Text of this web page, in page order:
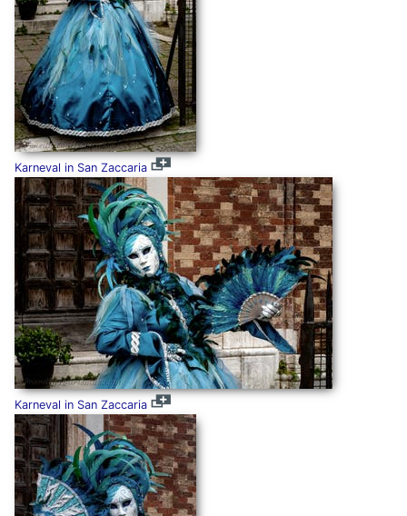
Karneval in San Zaccaria
Karneval in San Zaccaria